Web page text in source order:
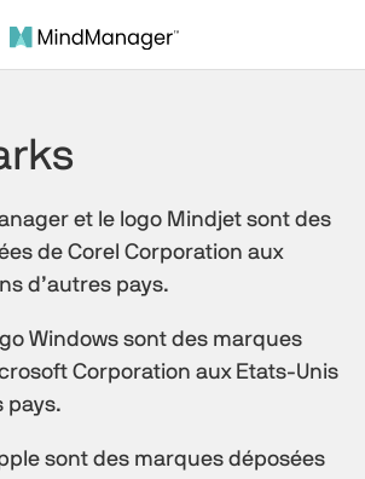
et le logo Mindjet sont des
de Corel Corporation aux
d’autres pays.
Windows sont des marques
Corporation aux Etats-Unis
pays.
sont des marques déposées